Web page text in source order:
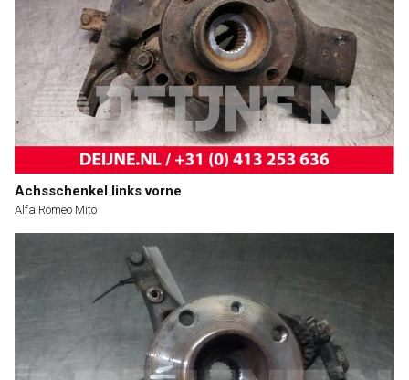
Achsschenkel links vorne
Alfa Romeo Mito